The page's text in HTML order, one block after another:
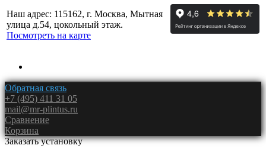
Наш адрес: 115162, г. Москва, Мытная
улица д.54, цокольный этаж.
Посмотреть на карте
Обратная связь
+7 (495) 411 31 05
mail@mr-plintus.ru
Сравнение
Корзина
Заказать установку